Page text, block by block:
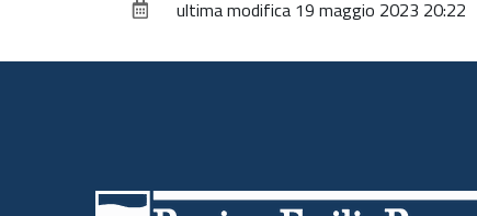
ultima modifica 19 maggio 2023 20:22